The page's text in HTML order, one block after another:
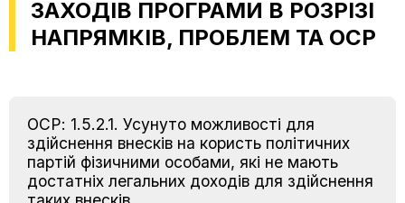
ЗАХОДІВ ПРОГРАМИ В РОЗРІЗІ
НАПРЯМКІВ, ПРОБЛЕМ ТА ОСР
ОСР: 1.5.2.1. Усунуто можливості для
здійснення внесків на користь політичних
партій фізичними особами, які не мають
достатніх легальних доходів для здійснення